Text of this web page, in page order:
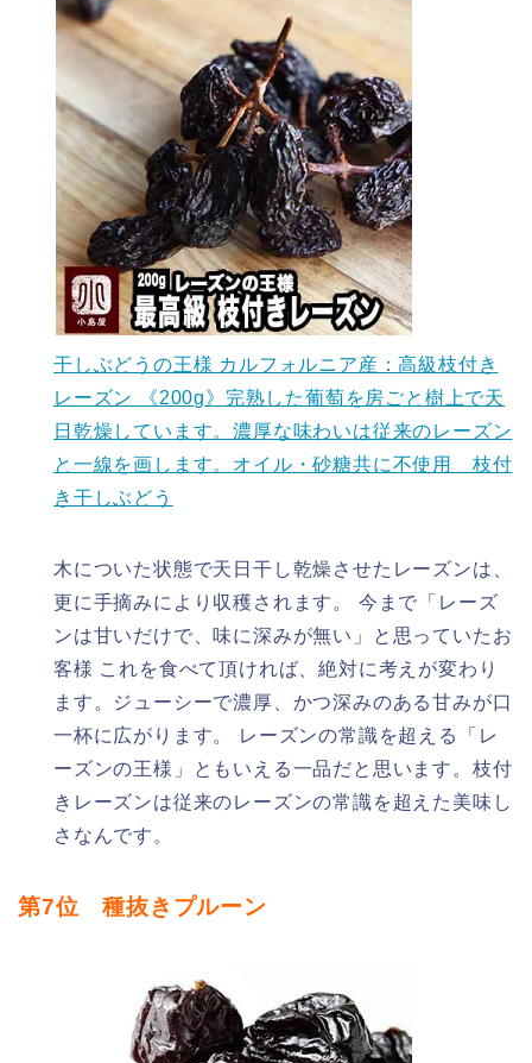
干しぶどうの王様 カルフォルニア産：高級枝付き
レーズン 《200g》完熟した葡萄を房ごと樹上で天
日乾燥しています。濃厚な味わいは従来のレーズン
と一線を画します。オイル・砂糖共に不使用 枝付
き干しぶどう
木についた状態で天日干し乾燥させたレーズンは、
更に手摘みにより収穫されます。 今まで「レーズ
ンは甘いだけで、味に深みが無い」と思っていたお
客様 これを食べて頂ければ、絶対に考えが変わり
ます。ジューシーで濃厚、かつ深みのある甘みが口
一杯に広がります。 レーズンの常識を超える「レ
ーズンの王様」ともいえる一品だと思います。枝付
きレーズンは従来のレーズンの常識を超えた美味し
さなんです。
第7位 種抜きプルーン